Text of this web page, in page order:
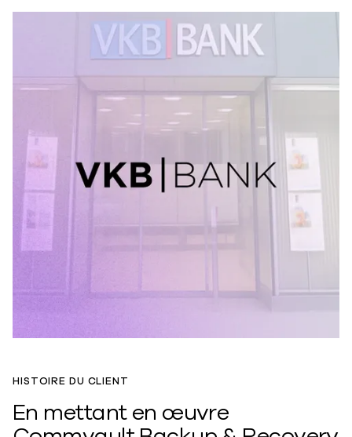
HISTOIRE DU CLIENT
En mettant en œuvre